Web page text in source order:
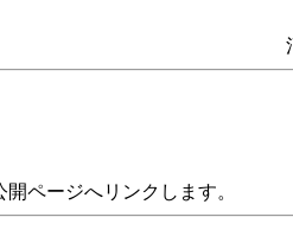
ページへリンクします。